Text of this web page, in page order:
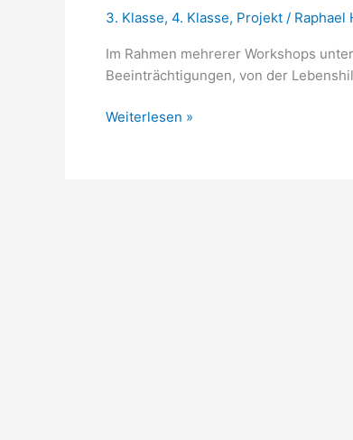
3. Klasse, 4. Klasse, Projekt / Raphael
Im Rahmen mehrerer Workshops
Beeinträchtigungen, von der
Weiterlesen »